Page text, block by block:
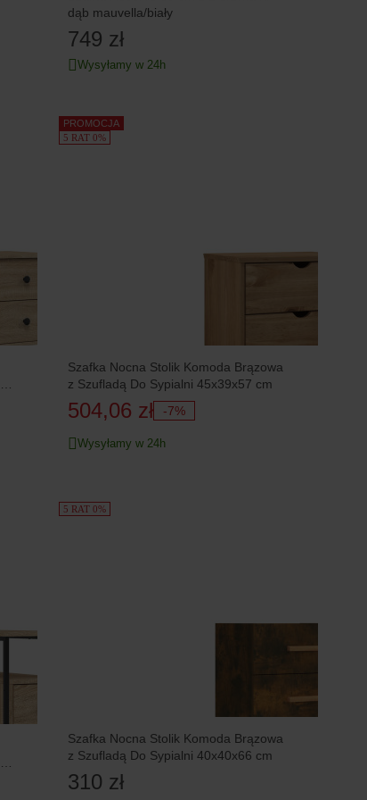
dąb mauvella/biały
749 zł
Wysyłamy w 24h
PROMOCJA
5 RAT 0%
Szafka Nocna Stolik Komoda Brązowa
z Szufladą Do Sypialni 45x39x57 cm
504,06 zł -7%
Wysyłamy w 24h
5 RAT 0%
Szafka Nocna Stolik Komoda Brązowa
z Szufladą Do Sypialni 40x40x66 cm
310 zł